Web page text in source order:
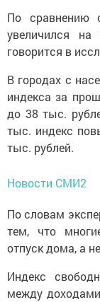
По сравнению
увеличился
говорится в
В городах с
индекса за
до 38 тыс.
тыс. индекс
тыс. рублей.
Новости СМИ2
По словам
тем, что
отпуск дома, а
Индекс
между